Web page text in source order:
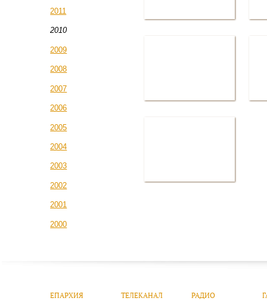
2011
2010
2009
2008
2007
2006
2005
2004
2003
2002
2001
2000
ЕПАРХИЯ
ТЕЛЕКАНАЛ
РАДИО